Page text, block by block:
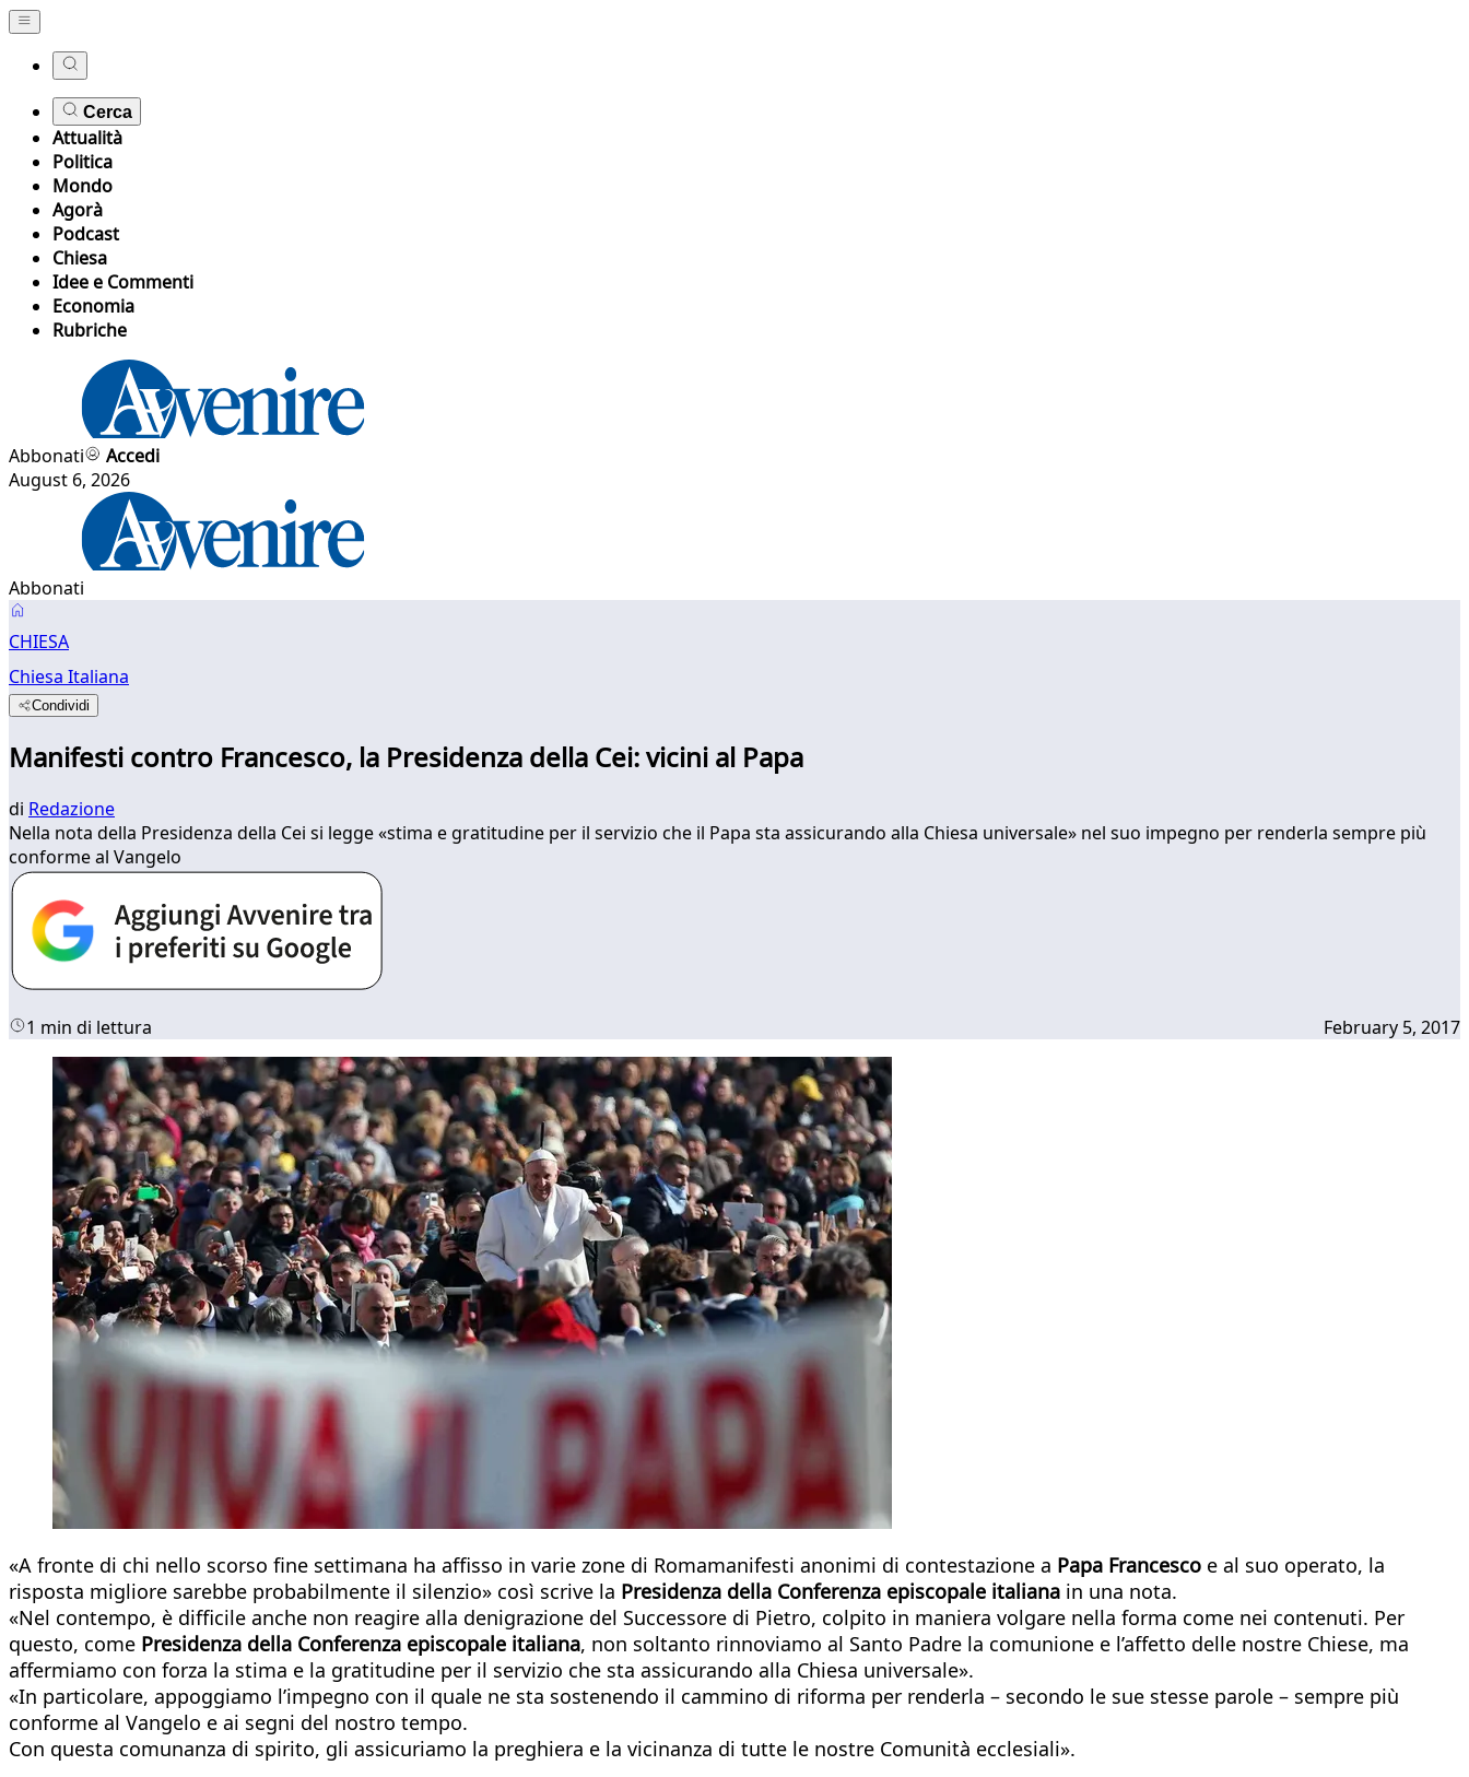
Cerca
Attualità
Politica
Mondo
Agorà
Podcast
Chiesa
Idee e Commenti
Economia
Rubriche
Abbonati
Accedi
August 6, 2026
Abbonati
CHIESA
Chiesa Italiana
Condividi
Manifesti contro Francesco, la Presidenza della Cei: vicini al Papa
di Redazione
Nella nota della Presidenza della Cei si legge «stima e gratitudine per il servizio che il Papa sta assicurando alla Chiesa universale» nel suo impegno per renderla sempre più
conforme al Vangelo
1 min di lettura February 5, 2017
«A fronte di chi nello scorso fine settimana ha affisso in varie zone di Romamanifesti anonimi di contestazione a Papa Francesco e al suo operato, la
risposta migliore sarebbe probabilmente il silenzio» così scrive la Presidenza della Conferenza episcopale italiana in una nota.
«Nel contempo, è difficile anche non reagire alla denigrazione del Successore di Pietro, colpito in maniera volgare nella forma come nei contenuti. Per
questo, come Presidenza della Conferenza episcopale italiana, non soltanto rinnoviamo al Santo Padre la comunione e l’affetto delle nostre Chiese, ma
affermiamo con forza la stima e la gratitudine per il servizio che sta assicurando alla Chiesa universale».
«In particolare, appoggiamo l’impegno con il quale ne sta sostenendo il cammino di riforma per renderla – secondo le sue stesse parole – sempre più
conforme al Vangelo e ai segni del nostro tempo.
Con questa comunanza di spirito, gli assicuriamo la preghiera e la vicinanza di tutte le nostre Comunità ecclesiali».